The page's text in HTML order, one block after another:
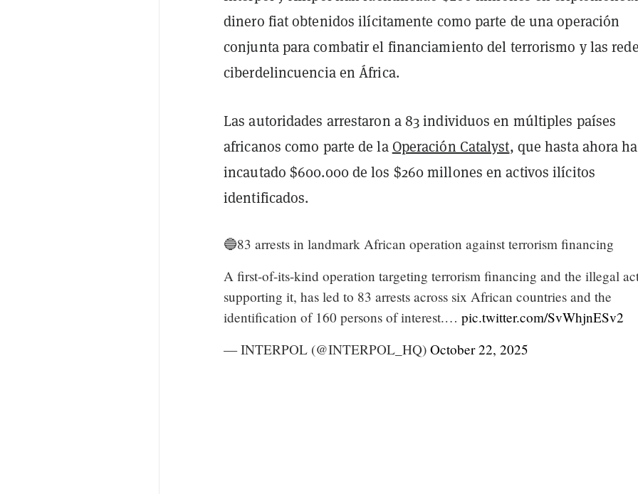
dinero fiat obtenidos ilícitamente como parte de una operación
conjunta para combatir el financiamiento del terrorismo y las
ciberdelincuencia en África.
Las autoridades arrestaron a 83 individuos en múltiples países
africanos como parte de la Operación Catalyst, que hasta ahora ha
incautado $600.000 de los $260 millones en activos ilícitos
identificados.
🔵83 arrests in landmark African operation against terrorism financing
A first-of-its-kind operation targeting terrorism financing and the illegal
supporting it, has led to 83 arrests across six African countries and the
identification of 160 persons of interest.… pic.twitter.com/SvWhjnESv2
— INTERPOL (@INTERPOL_HQ) October 22, 2025